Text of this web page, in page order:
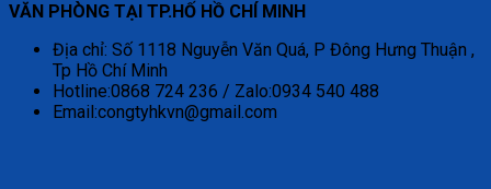
VĂN PHÒNG TẠI TP.HỐ HỒ CHÍ MINH
Địa chỉ: Số 1118 Nguyễn Văn Quá, P Đông Hưng Thuận ,
Tp Hồ Chí Minh
Hotline:0868 724 236 / Zalo:0934 540 488
Email:congtyhkvn@gmail.com